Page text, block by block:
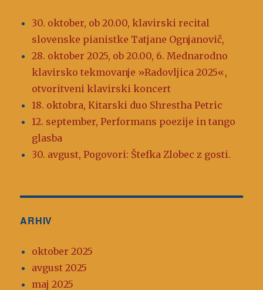
30. oktober, ob 20.00, klavirski recital
slovenske pianistke Tatjane Ognjanovič,
28. oktober 2025, ob 20.00, 6. Mednarodno
klavirsko tekmovanje »Radovljica 2025«,
otvoritveni klavirski koncert
18. oktobra, Kitarski duo Shrestha Petric
12. september, Performans poezije in tango
glasba
30. avgust, Pogovori: Štefka Zlobec z gosti.
ARHIV
oktober 2025
avgust 2025
maj 2025